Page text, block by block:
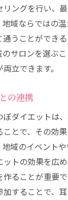
リングを行い、
域ならではの
通うことができ
サロンを選ぶ
立できます。
の連携
ダイエットは
ことで、その効
域のイベント
トの効果を広
ることが重要
することで、